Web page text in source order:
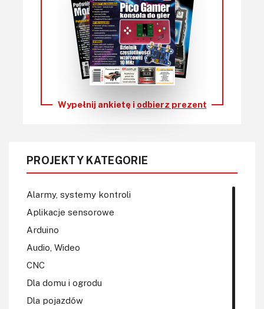
Wypełnij ankietę i odbierz prezent
PROJEKTY KATEGORIE
Alarmy, systemy kontroli
Aplikacje sensorowe
Arduino
Audio, Wideo
CNC
Dla domu i ogrodu
Dla pojazdów